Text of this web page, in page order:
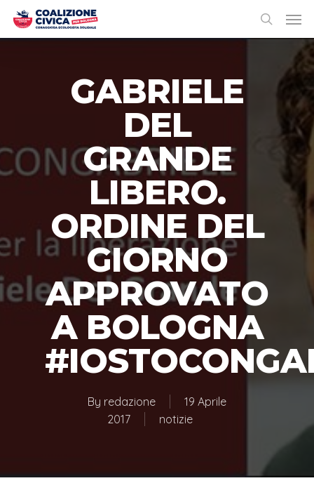
GABRIELE
DEL
GRANDE
LIBERO.
ORDINE DEL
GIORNO
APPROVATO
A BOLOGNA
By redazione
19 Aprile
2017
notizie